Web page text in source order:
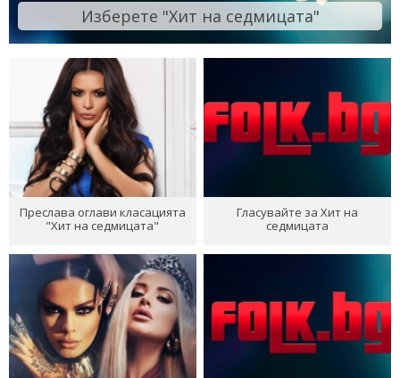
Изберете "Хит на седмицата"
Преслава оглави класацията
"Хит на седмицата"
Гласувайте за Хит на
седмицата